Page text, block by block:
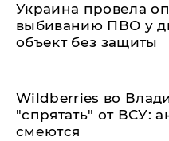
Украина провела
выбиванию ПВО у
объект без защиты
Wildberries во
"спрятать" от ВСУ:
смеются